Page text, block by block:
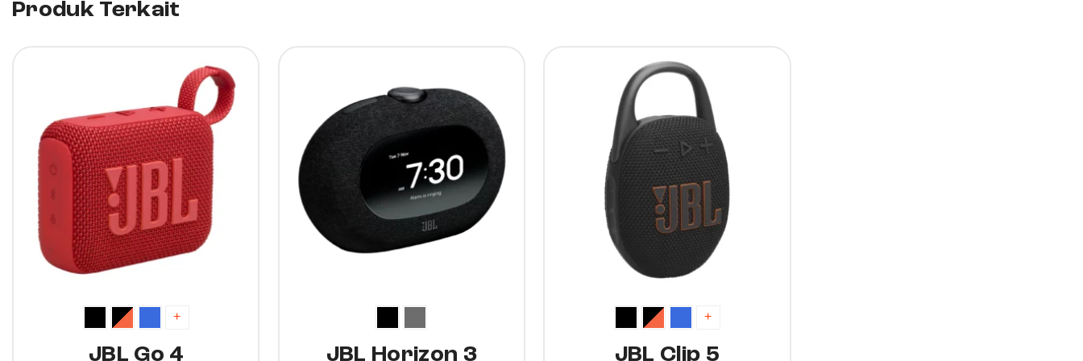
Produk Terkait
+
JBL Go 4 JBL Horizon 3
+
JBL Clip 5